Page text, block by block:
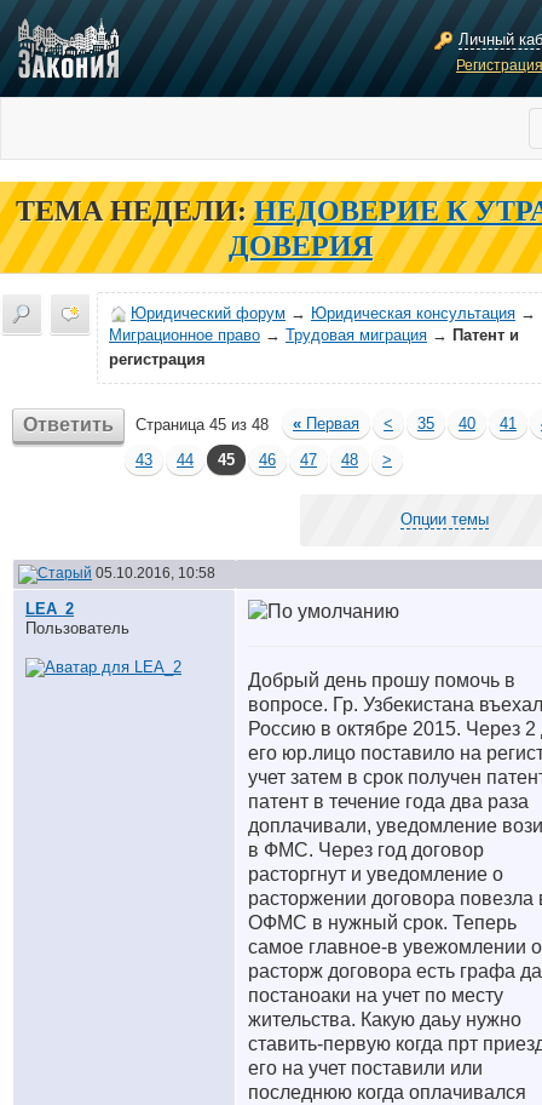
Личный
ТЕМА НЕДЕЛИ: НЕДОВЕРИЕ К
ДОВЕРИЯ
Юридический форум → Юридическая консультация →
Миграционное право → Трудовая миграция → Патент и
регистрация
Ответить Страница 45 из 48 « Первая < 35 40 41
43
44 45 46 47 48 >
Опции темы
05.10.2016, 10:58
LEA_2
Пользователь
Добрый день прошу помочь в
вопросе. Гр. Узбекистана
Россию в октябре 2015. Через 2
его юр.лицо поставило на
учет затем в срок получен
патент в течение года два раза
доплачивали, уведомление
в ФМС. Через год договор
расторгнут и уведомление о
расторжении договора повезла
ОФМС в нужный срок. Теперь
самое главное-в увежомлении о
расторж договора есть графа
постаноаки на учет по месту
жительства. Какую даьу нужно
ставить-первую когда прт
его на учет поставили или
последнюю когда оплачивался